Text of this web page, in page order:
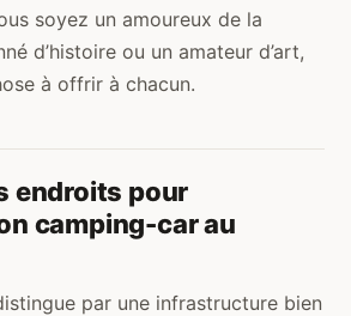
soyez un amoureux de la
d’histoire ou un amateur d’art,
à offrir à chacun.
endroits pour
camping-car au
par une infrastructure bien